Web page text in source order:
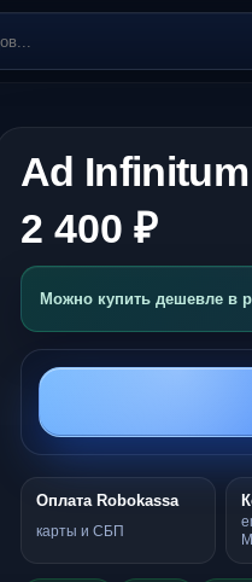
Ad Infinitum
2 400 ₽
Можно купить дешевле в
Оплата Robokassa
карты и СБП